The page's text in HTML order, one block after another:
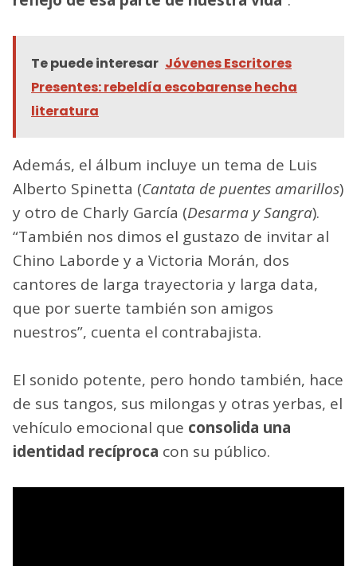
Te puede interesar Jóvenes Escritores
Presentes: rebeldía escobarense hecha
literatura
Además, el álbum incluye un tema de Luis
Alberto Spinetta (Cantata de puentes amarillos)
y otro de Charly García (Desarma y Sangra).
“También nos dimos el gustazo de invitar al
Chino Laborde y a Victoria Morán, dos
cantores de larga trayectoria y larga data,
que por suerte también son amigos
nuestros”, cuenta el contrabajista.
El sonido potente, pero hondo también, hace
de sus tangos, sus milongas y otras yerbas, el
vehículo emocional que consolida una
identidad recíproca con su público.